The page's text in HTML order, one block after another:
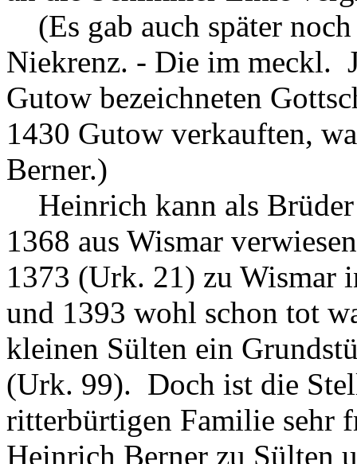
(Es gab auch später
Niekrenz. - Die im meckl.
Gutow bezeichneten
1430 Gutow verkauften,
Berner.)
Heinrich kann als Brüder
1368 aus Wismar
1373 (Urk. 21) zu Wismar
und 1393 wohl schon tot
kleinen Sülten ein
(Urk. 99). Doch ist die
ritterbürtigen Familie sehr
Heinrich Berner zu Sülten